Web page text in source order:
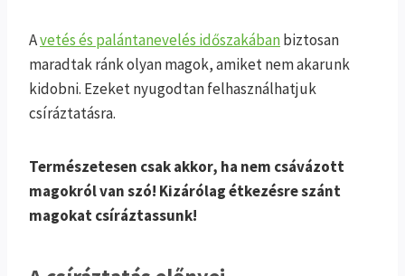
Avetés és palántanevelés időszakábanbiztosan
maradtak ránk olyan magok, amiket nem akarunk
kidobni. Ezeket nyugodtan felhasználhatjuk
csíráztatásra.
Természetesen csak akkor, ha nem csávázott
magokról van szó! Kizárólag étkezésre szánt
magokat csíráztassunk!